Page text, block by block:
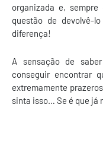
organizada e,
questão de devolvê-
diferença!
A sensação de
conseguir encontrar
extremamente
sinta isso… Se é que já